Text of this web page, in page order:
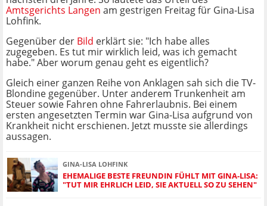
Amtsgerichts Langen am gestrigen Freitag für Gina-Lisa
Lohfink.
Gegenüber der Bild erklärt sie: "Ich habe alles
zugegeben. Es tut mir wirklich leid, was ich gemacht
habe." Aber worum genau geht es eigentlich?
Gleich einer ganzen Reihe von Anklagen sah sich die TV-
Blondine gegenüber. Unter anderem Trunkenheit am
Steuer sowie Fahren ohne Fahrerlaubnis. Bei einem
ersten angesetzten Termin war Gina-Lisa aufgrund von
Krankheit nicht erschienen. Jetzt musste sie allerdings
aussagen.
GINA-LISA LOHFINK
EHEMALIGE BESTE FREUNDIN FÜHLT MIT GINA-LISA:
"TUT MIR EHRLICH LEID, SIE AKTUELL SO ZU SEHEN"